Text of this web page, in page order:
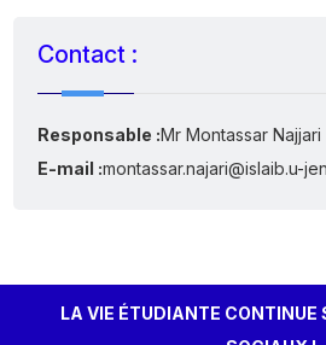
Contact :
Responsable :Mr Montassar Najjari
E-mail :montassar.najari@islaib.u-
LA VIE ÉTUDIANTE CONTINUE